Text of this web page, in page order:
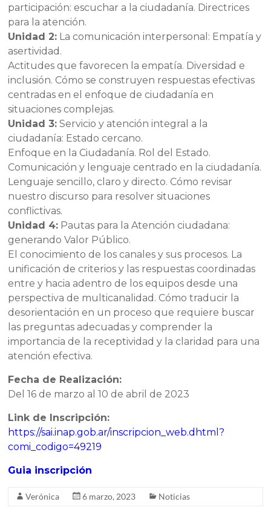
participación: escuchar a la ciudadanía. Directrices
para la atención.
Unidad 2: La comunicación interpersonal: Empatía y
asertividad.
Actitudes que favorecen la empatía. Diversidad e
inclusión. Cómo se construyen respuestas efectivas
centradas en el enfoque de ciudadanía en
situaciones complejas.
Unidad 3: Servicio y atención integral a la
ciudadanía: Estado cercano.
Enfoque en la Ciudadanía. Rol del Estado.
Comunicación y lenguaje centrado en la ciudadanía.
Lenguaje sencillo, claro y directo. Cómo revisar
nuestro discurso para resolver situaciones
conflictivas.
Unidad 4: Pautas para la Atención ciudadana:
generando Valor Público.
El conocimiento de los canales y sus procesos. La
unificación de criterios y las respuestas coordinadas
entre y hacia adentro de los equipos desde una
perspectiva de multicanalidad. Cómo traducir la
desorientación en un proceso que requiere buscar
las preguntas adecuadas y comprender la
importancia de la receptividad y la claridad para una
atención efectiva.
Fecha de Realización:
Del 16 de marzo al 10 de abril de 2023
Link de Inscripción:
https://sai.inap.gob.ar/inscripcion_web.dhtml?
comi_codigo=49219
Guia inscripción
Verónica 6 marzo, 2023 Noticias